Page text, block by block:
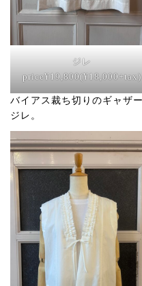
ジレ
price¥19,800(¥18,000+tax)
バイアス裁ち切りのギャザ
ジレ。